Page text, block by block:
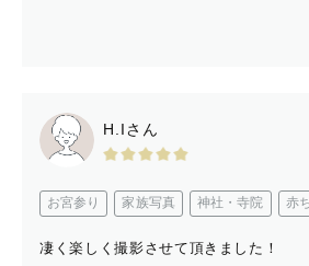
【 さいごに 】
ここまでお読みいただきありがとう
します😊
H.Iさん
お宮参り 家族写真 神社・寺院 赤
凄く楽しく撮影させて頂きました！